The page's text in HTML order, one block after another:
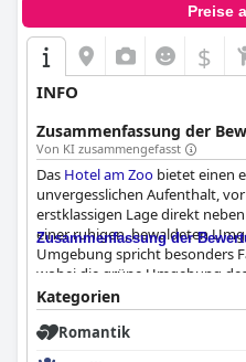
Preise
$
INFO
Zusammenfassung der
Von KI zusammengefasst
Das Hotel am Zoo bietet einen
unvergesslichen Aufenthalt,
erstklassigen Lage direkt
einer ruhigen, bewaldeten
Umgebung spricht besonders
wobei die grüne Umgebung
verstärkt. Moderne und
viele davon mit direktem Blick
besonderen Charme bei.
Zusammenfassung der
Kategorien
Romantik